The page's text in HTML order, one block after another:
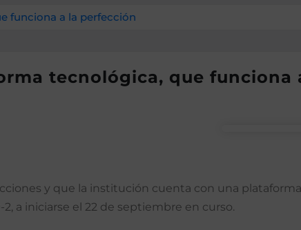
funciona a la perfección
tecnológica, que funciona
y que la institución cuenta con una
a iniciarse el 22 de septiembre en curso.